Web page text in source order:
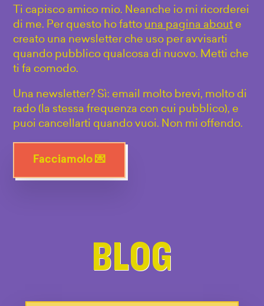
Ti capisco amico mio. Neanche io mi ricorderei
di me. Per questo ho fatto una pagina about e
creato una newsletter che uso per avvisarti
quando pubblico qualcosa di nuovo. Metti che
ti fa comodo.
Una newsletter? Sì: email molto brevi, molto di
rado (la stessa frequenza con cui pubblico), e
puoi cancellarti quando vuoi. Non mi offendo.
Facciamolo 💌
BLOG